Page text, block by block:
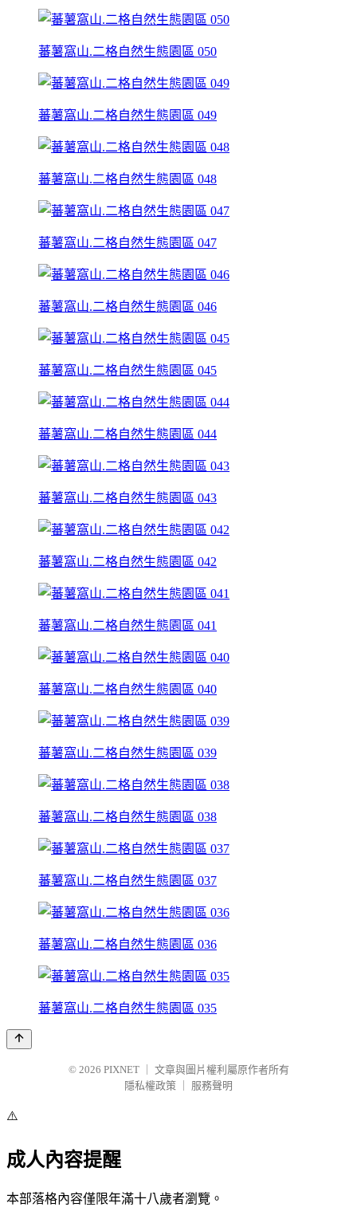
蕃薯窩山.二格自然生態園區 050
蕃薯窩山.二格自然生態園區 049
蕃薯窩山.二格自然生態園區 048
蕃薯窩山.二格自然生態園區 047
蕃薯窩山.二格自然生態園區 046
蕃薯窩山.二格自然生態園區 045
蕃薯窩山.二格自然生態園區 044
蕃薯窩山.二格自然生態園區 043
蕃薯窩山.二格自然生態園區 042
蕃薯窩山.二格自然生態園區 041
蕃薯窩山.二格自然生態園區 040
蕃薯窩山.二格自然生態園區 039
蕃薯窩山.二格自然生態園區 038
蕃薯窩山.二格自然生態園區 037
蕃薯窩山.二格自然生態園區 036
蕃薯窩山.二格自然生態園區 035
© 2026 PIXNET
文章與圖片權利屬原作者所有
隱私權政策
服務聲明
⚠️
成人內容提醒
本部落格內容僅限年滿十八歲者瀏覽。